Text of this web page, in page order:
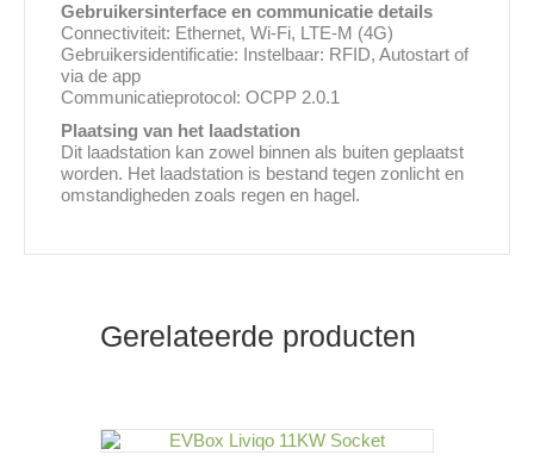
Gebruikersinterface en communicatie details
Connectiviteit: Ethernet, Wi-Fi, LTE-M (4G)
Gebruikersidentificatie: Instelbaar: RFID, Autostart of
via de app
Communicatieprotocol: OCPP 2.0.1
Plaatsing van het laadstation
Dit laadstation kan zowel binnen als buiten geplaatst
worden. Het laadstation is bestand tegen zonlicht en
omstandigheden zoals regen en hagel.
Gerelateerde producten